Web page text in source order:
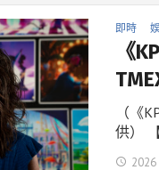
即時
《
（《
供）
2026